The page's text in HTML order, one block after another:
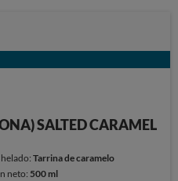
SALTED CARAMEL
helado:Tarrina de caramelo
neto: 500 ml